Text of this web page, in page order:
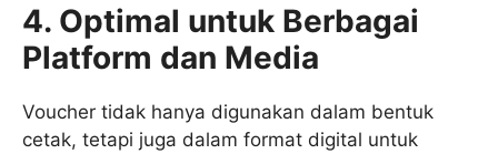
4. Optimal untuk Berbagai
Platform dan Media
Voucher tidak hanya digunakan dalam bentuk
cetak, tetapi juga dalam format digital untuk